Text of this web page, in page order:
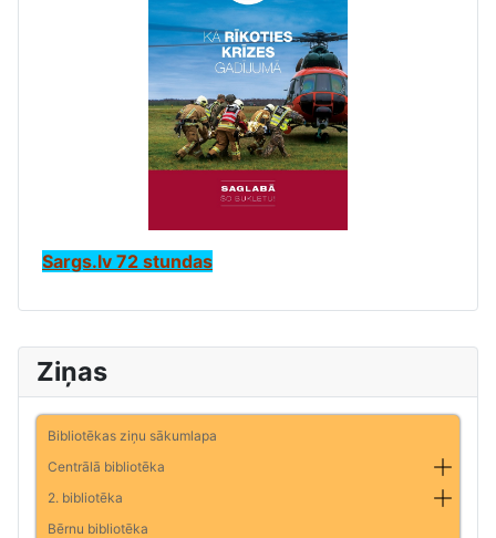
Ziņas
Bibliotēkas ziņu sākumlapa
Centrālā bibliotēka
2. bibliotēka
Bērnu bibliotēka
Sargs.lv 72 stundas